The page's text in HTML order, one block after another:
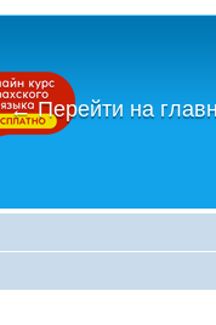
←Перейти на